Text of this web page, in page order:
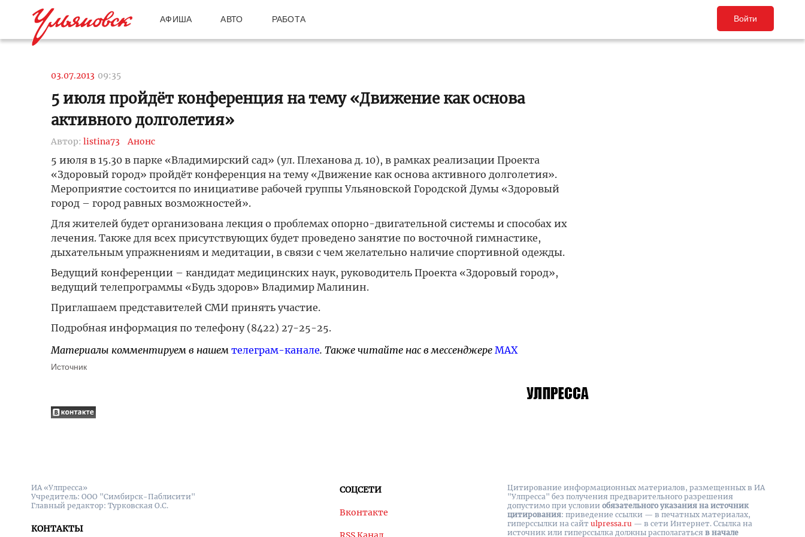
АФИША АВТО РАБОТА Войти
03.07.2013 09:35
5 июля пройдёт конференция на тему «Движение как основа
активного долголетия»
Автор: listina73 Анонс
5 июля в 15.30 в парке «Владимирский сад» (ул. Плеханова д. 10), в рамках реализации Проекта
«Здоровый город» пройдёт конференция на тему «Движение как основа активного долголетия».
Мероприятие состоится по инициативе рабочей группы Ульяновской Городской Думы «Здоровый
город – город равных возможностей».
Для жителей будет организована лекция о проблемах опорно-двигательной системы и способах их
лечения. Также для всех присутствующих будет проведено занятие по восточной гимнастике,
дыхательным упражнениям и медитации, в связи с чем желательно наличие спортивной одежды.
Ведущий конференции – кандидат медицинских наук, руководитель Проекта «Здоровый город»,
ведущий телепрограммы «Будь здоров» Владимир Малинин.
Приглашаем представителей СМИ принять участие.
Подробная информация по телефону (8422) 27-25-25.
Материалы комментируем в нашем телеграм-канале. Также читайте нас в мессенджере MAX
Источник
ИА «Улпресса»
Учредитель: ООО "Симбирск-Паблисити"
Главный редактор: Турковская О.С.
КОНТАКТЫ
СОЦСЕТИ
Вконтакте
Цитирование информационных материалов, размещенных в ИА
"Улпресса" без получения предварительного разрешения
допустимо при условии обязательного указания на источник
цитирования: приведение ссылки — в печатных материалах,
гиперссылки на cайт ulpressa.ru — в сети Интернет. Ссылка на
источник или гиперссылка должны располагаться в начале